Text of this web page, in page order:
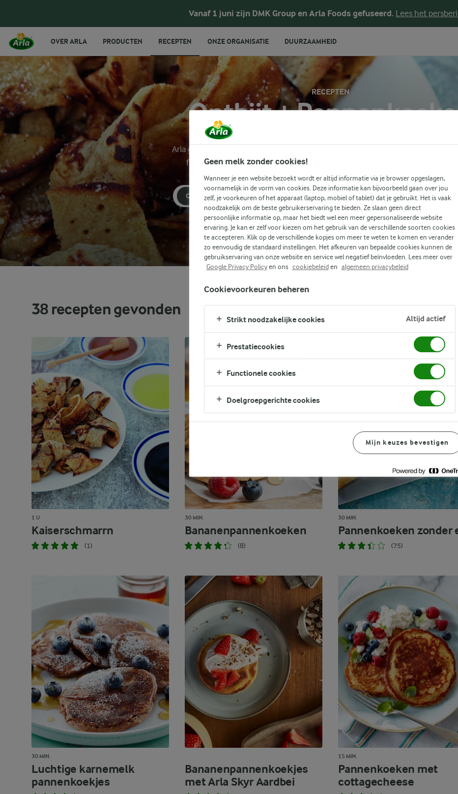
Vanaf 1 juni zijn DMK Group en Arla Foods gefuseerd. Lees het
OVER ARLA PRODUCTEN RECEPTEN ONZE ORGANISATIE DUURZAAMHEID
RECEPTEN
Ontbijt +
Arla geeft je recepten voor alle gelegenheden! Gebruik onderstaande
filtermenu om gemakkelijk recepten met jouw favoriete ingrediënten te
ONTBIJT PANNENKOEKEN
Zoek categorie
Zoek zoektermen in te voeren
FILTER
38 recepten gevonden
1 U
Kaiserschmarrn
(1)
30 MIN.
Bananenpannenkoeken
(8)
30 MIN.
Pannenkoeken zonder
(75)
30 MIN.
Luchtige karnemelk
pannenkoekjes
Bananenpannenkoekjes
met Arla Skyr Aardbei
15 MIN.
Pannenkoeken met
cottagecheese
Geen melk zonder cookies!
Wanneer je een website bezoekt wordt er altijd informatie via je browser opgeslagen,
voornamelijk in de vorm van cookies. Deze informatie kan bijvoorbeeld gaan over jou
zelf, je voorkeuren of het apparaat (laptop, mobiel of tablet) dat je gebruikt. Het is vaak
noodzakelijk om de beste gebruikerservaring te bieden. Ze slaan geen direct
persoonlijke informatie op, maar het biedt wel een meer gepersonaliseerde website
ervaring. Je kan er zelf voor kiezen om het gebruik van de verschillende soorten cookies
te accepteren. Klik op de verschillende kopjes om meer te weten te komen en verander
zo eenvoudig de standaard instellingen. Het afkeuren van bepaalde cookies kunnen de
gebruikservaring van onze website en service wel negatief beïnvloeden. Lees meer over
Google Privacy Policyen ons cookiebeleiden algemeen privacybeleid
Cookievoorkeuren beheren
Strikt noodzakelijke cookies Altijd actief
Prestatiecookies
Functionele cookies
Doelgroepgerichte cookies
Mijn keuzes bevestigen